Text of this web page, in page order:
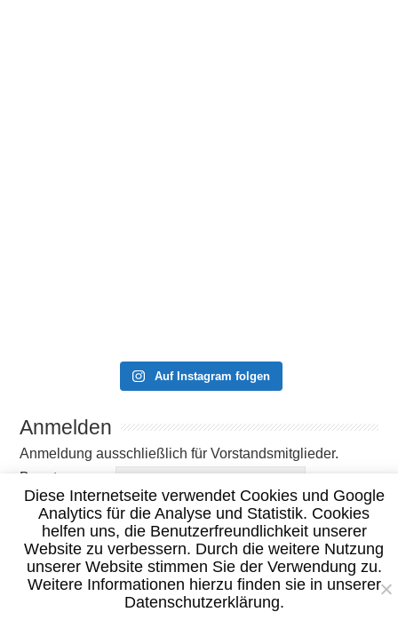
Auf Instagram folgen
Anmelden
Anmeldung ausschließlich für Vorstandsmitglieder.
Benutzername
Passwort
Angemeldet bleiben
Diese Internetseite verwendet Cookies und Google
Analytics für die Analyse und Statistik. Cookies
helfen uns, die Benutzerfreundlichkeit unserer
Website zu verbessern. Durch die weitere Nutzung
unserer Website stimmen Sie der Verwendung zu.
Weitere Informationen hierzu finden sie in unserer
Datenschutzerklärung.